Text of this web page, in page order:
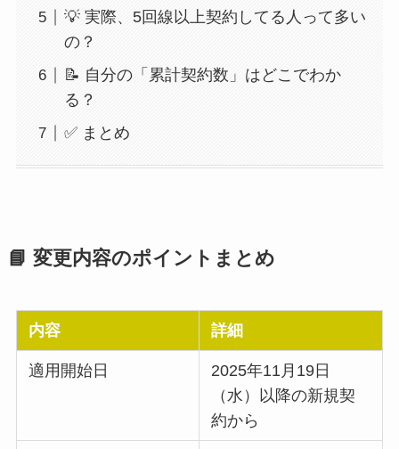
💡 実際、5回線以上契約してる人って多い
の？
📝 自分の「累計契約数」はどこでわか
る？
✅ まとめ
📘 変更内容のポイントまとめ
内容 詳細
適用開始日
2025年11月19日
（水）以降の新規契
約から